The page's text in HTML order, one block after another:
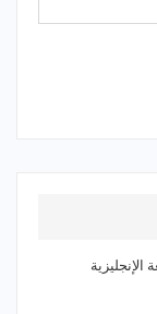
الإنجليزية